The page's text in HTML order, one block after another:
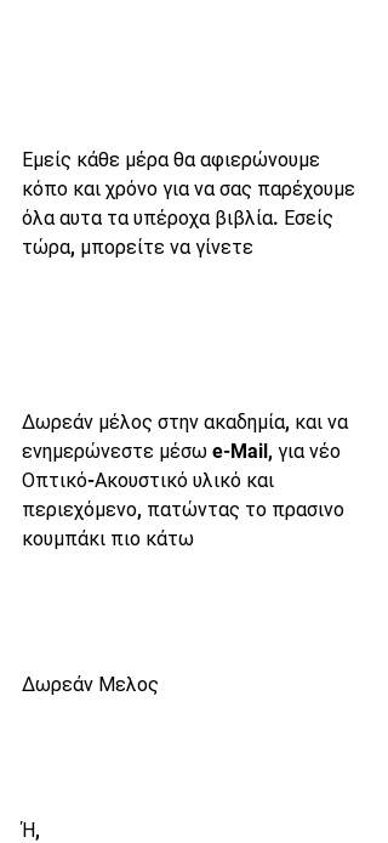
Εμείς κάθε μέρα θα αφιερώνουμε
κόπο και χρόνο για να σας παρέχουμε
όλα αυτα τα υπέροχα βιβλία. Εσείς
τώρα, μπορείτε να γίνετε
Δωρεάν μέλος στην ακαδημία, και να
ενημερώνεστε μέσω e-Mail, για νέο
Οπτικό-Ακουστικό υλικό και
περιεχόμενο, πατώντας το πρασινο
κουμπάκι πιο κάτω
Δωρεάν Μελος
Ή,